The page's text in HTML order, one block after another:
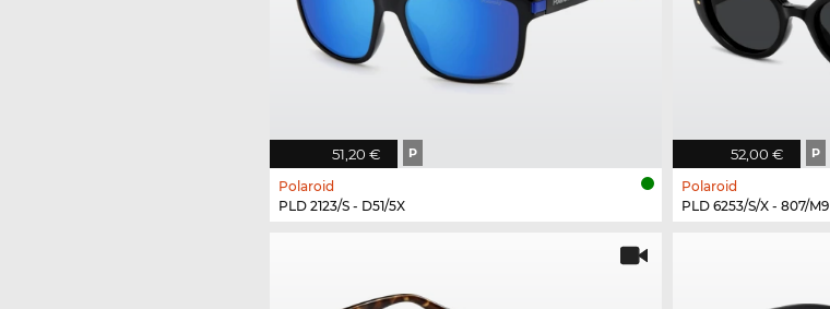
51,20 € P
Polaroid
PLD 2123/S - D51/5X
52,00 € P
Polaroid
PLD 6253/S/X - 807/M9